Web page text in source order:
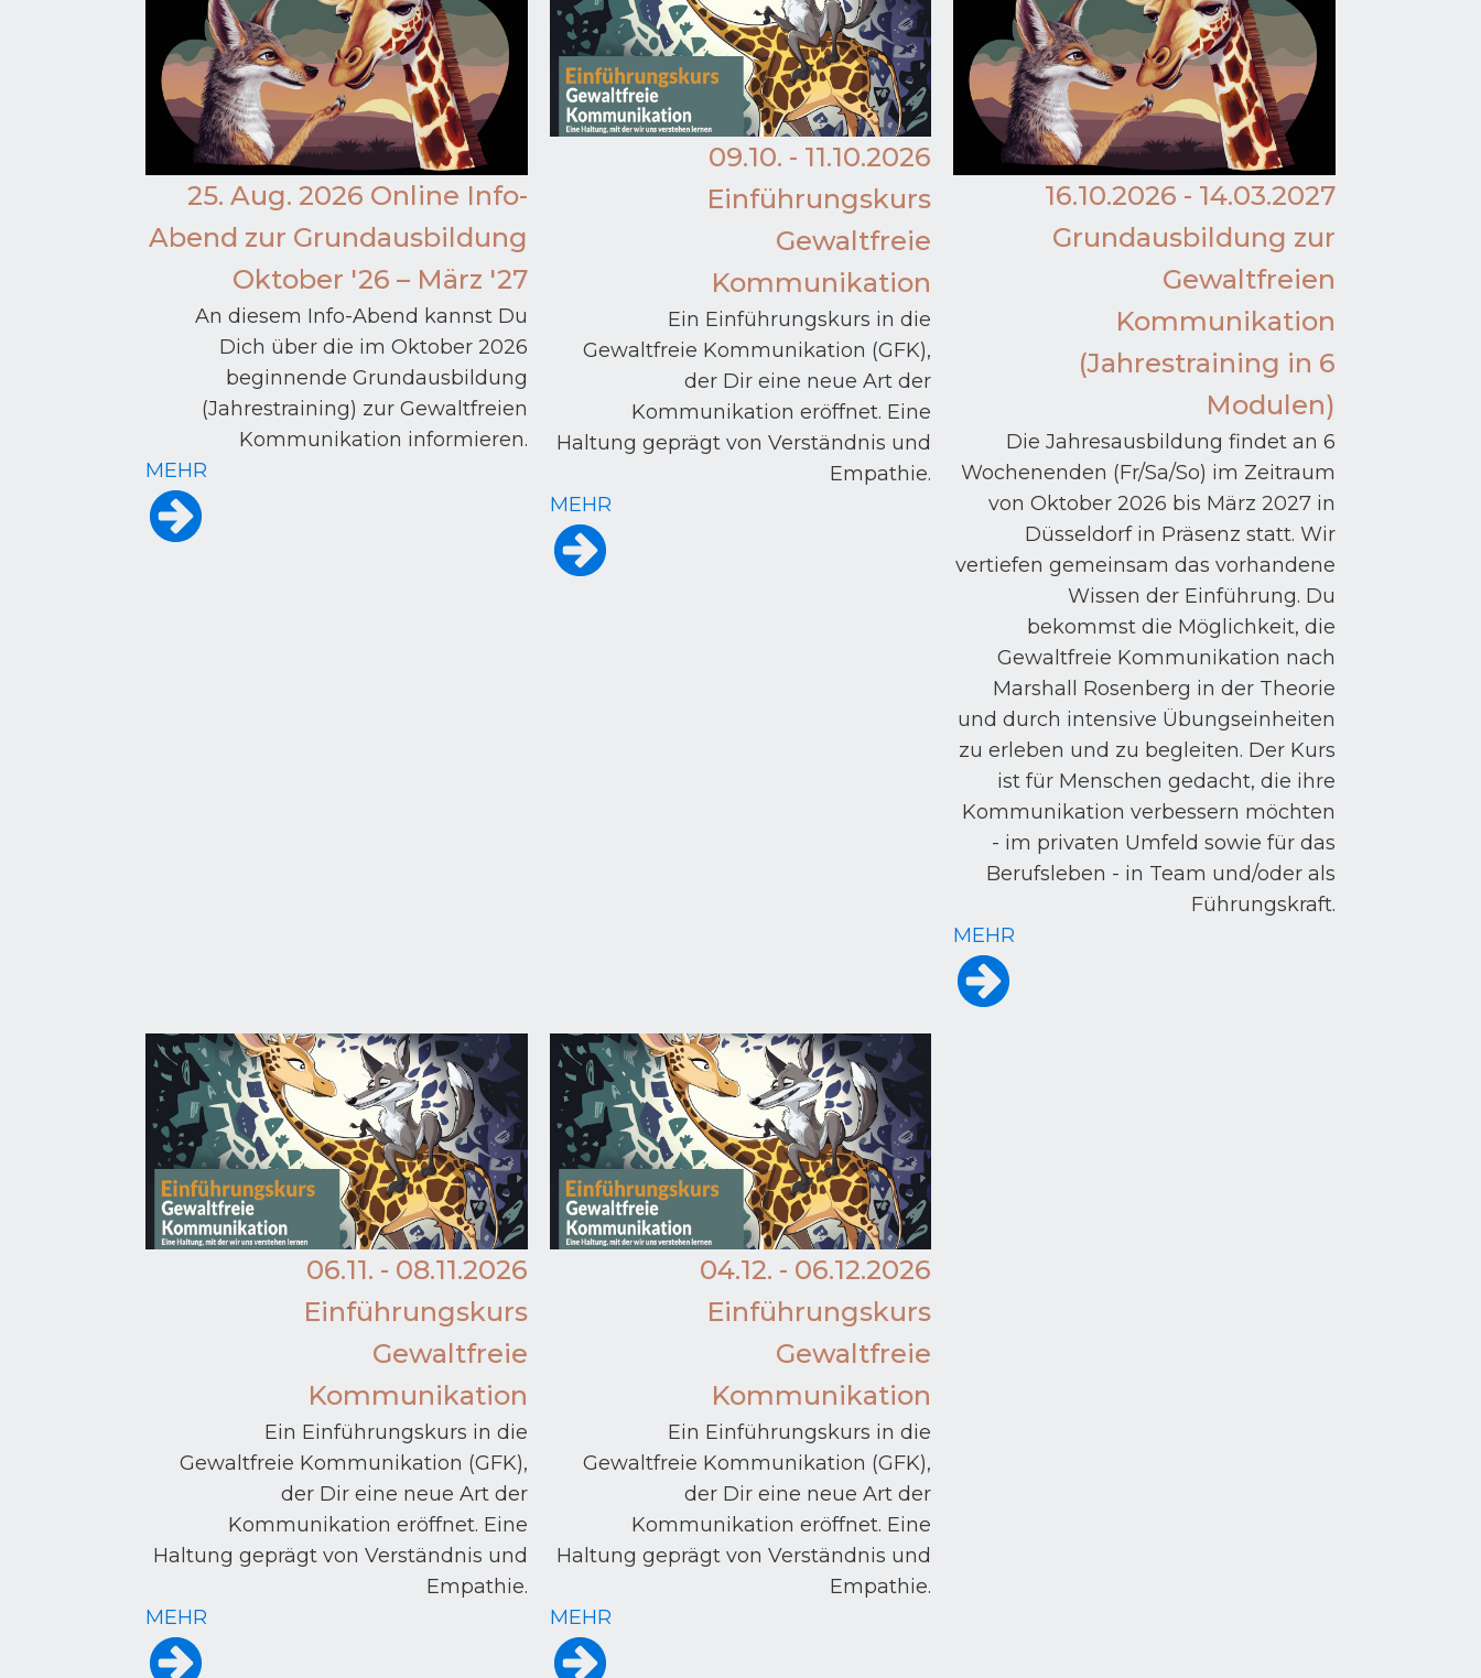
25. Aug. 2026 Online Info-
Abend zur Grundausbildung
Oktober '26 – März '27
An diesem Info-Abend kannst Du
Dich über die im Oktober 2026
beginnende Grundausbildung
(Jahrestraining) zur Gewaltfreien
Kommunikation informieren.
MEHR
09.10. - 11.10.2026
Einführungskurs
Gewaltfreie
Kommunikation
Ein Einführungskurs in die
Gewaltfreie Kommunikation (GFK),
der Dir eine neue Art der
Kommunikation eröffnet. Eine
Haltung geprägt von Verständnis und
Empathie.
MEHR
16.10.2026 - 14.03.2027
Grundausbildung zur
Gewaltfreien
Kommunikation
(Jahrestraining in 6
Modulen)
Die Jahresausbildung findet an 6
Wochenenden (Fr/Sa/So) im Zeitraum
von Oktober 2026 bis März 2027 in
Düsseldorf in Präsenz statt. Wir
vertiefen gemeinsam das vorhandene
Wissen der Einführung. Du
bekommst die Möglichkeit, die
Gewaltfreie Kommunikation nach
Marshall Rosenberg in der Theorie
und durch intensive Übungseinheiten
zu erleben und zu begleiten. Der Kurs
ist für Menschen gedacht, die ihre
Kommunikation verbessern möchten
- im privaten Umfeld sowie für das
Berufsleben - in Team und/oder als
Führungskraft.
MEHR
06.11. - 08.11.2026
Einführungskurs
Gewaltfreie
Kommunikation
Ein Einführungskurs in die
Gewaltfreie Kommunikation (GFK),
der Dir eine neue Art der
Kommunikation eröffnet. Eine
Haltung geprägt von Verständnis und
Empathie.
MEHR
04.12. - 06.12.2026
Einführungskurs
Gewaltfreie
Kommunikation
Ein Einführungskurs in die
Gewaltfreie Kommunikation (GFK),
der Dir eine neue Art der
Kommunikation eröffnet. Eine
Haltung geprägt von Verständnis und
Empathie.
MEHR